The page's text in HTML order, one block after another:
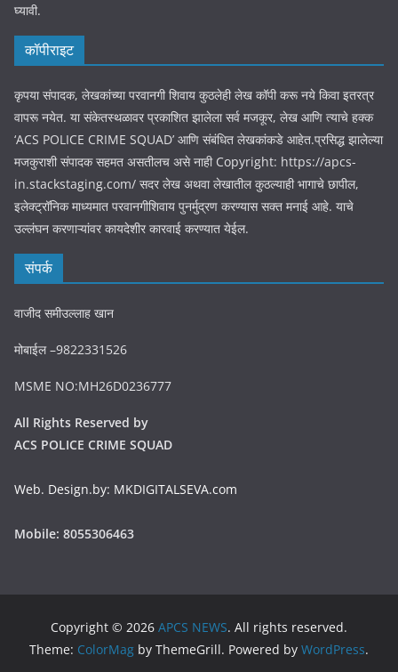
घ्यावी.
कॉपीराइट
कृपया संपादक, लेखकांच्या परवानगी शिवाय कुठलेही लेख कॉपी करू नये किवा इतरत्र
वापरू नयेत. या संकेतस्थळावर प्रकाशित झालेला सर्व मजकूर, लेख आणि त्याचे हक्क
‘ACS POLICE CRIME SQUAD’ आणि संबंधित लेखकांकडे आहेत.प्रसिद्ध झालेल्या
मजकुराशी संपादक सहमत असतीलच असे नाही Copyright: https://apcs-
in.stackstaging.com/ सदर लेख अथवा लेखातील कुठल्याही भागाचे छापील,
इलेक्ट्रॉनिक माध्यमात परवानगीशिवाय पुनर्मुद्रण करण्यास सक्त मनाई आहे. याचे
उल्लंघन करणाऱ्यांवर कायदेशीर कारवाई करण्यात येईल.
संपर्क
वाजीद समीउल्लाह खान
मोबाईल –9822331526
MSME NO:MH26D0236777
All Rights Reserved by
ACS POLICE CRIME SQUAD
Web. Design.by: MKDIGITALSEVA.com
Mobile: 8055306463
Copyright © 2026 APCS NEWS. All rights reserved.
Theme: ColorMag by ThemeGrill. Powered by WordPress.